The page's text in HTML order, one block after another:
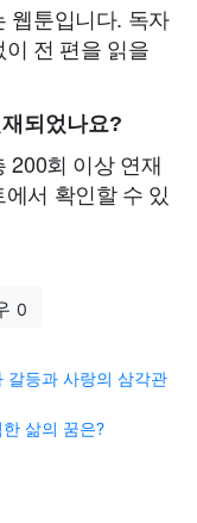
웹툰입니다. 독자
전 편을 읽을
되었나요?
200회 이상 연재
서 확인할 수 있
0
갈등과 사랑의 삼각관
삶의 꿈은?